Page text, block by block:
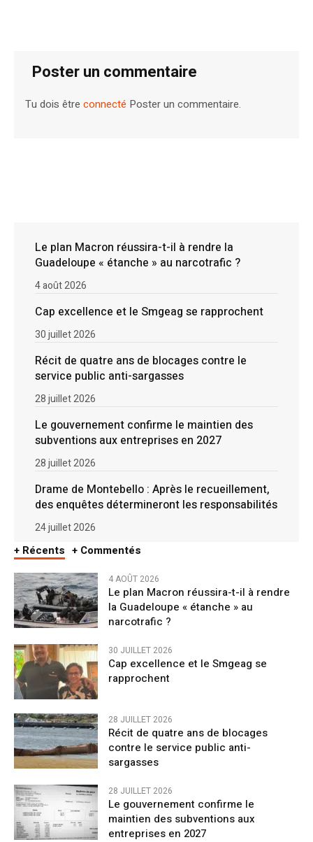
Poster un commentaire
Tu dois êtreconnecté Poster un commentaire.
Le plan Macron réussira-t-il à rendre la
Guadeloupe « étanche » au narcotrafic ?
4 août 2026
Cap excellence et le Smgeag se rapprochent
30 juillet 2026
Récit de quatre ans de blocages contre le
service public anti-sargasses
28 juillet 2026
Le gouvernement confirme le maintien des
subventions aux entreprises en 2027
28 juillet 2026
Drame de Montebello : Après le recueillement,
des enquêtes détermineront les responsabilités
24 juillet 2026
+ Récents + Commentés
4 AOÛT 2026
Le plan Macron réussira-t-il à rendre
la Guadeloupe « étanche » au
narcotrafic ?
30 JUILLET 2026
Cap excellence et le Smgeag se
rapprochent
28 JUILLET 2026
Récit de quatre ans de blocages
contre le service public anti-
sargasses
28 JUILLET 2026
Le gouvernement confirme le
maintien des subventions aux
entreprises en 2027